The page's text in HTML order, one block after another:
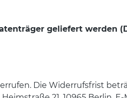
geliefert werden
Die Widerrufsfrist